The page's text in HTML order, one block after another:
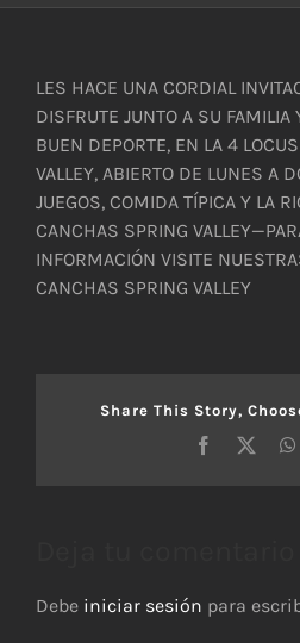
LES HACE UNA CORDIAL
DISFRUTE JUNTO A SU FAMILIA
BUEN DEPORTE, EN LA 4
VALLEY, ABIERTO DE LUNES A
JUEGOS, COMIDA TÍPICA Y LA
CANCHAS SPRING
INFORMACIÓN VISITE
CANCHAS SPRING VALLEY
Share This Story,
Facebook
Debe iniciar sesión para